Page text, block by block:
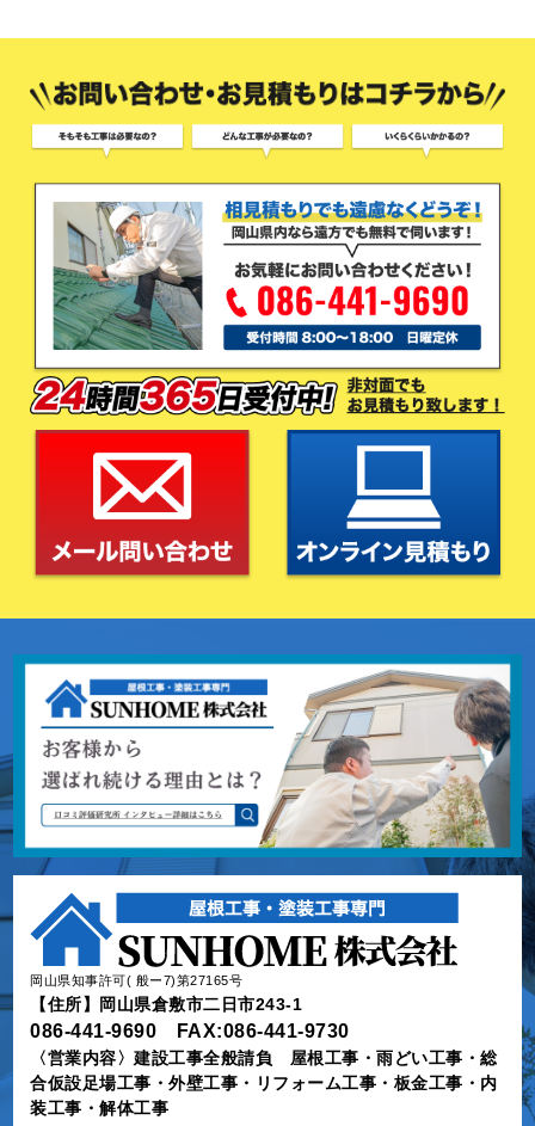
岡山県知事許可( 般ー7)第27165号
【住所】岡山県倉敷市二日市243-1
086-441-9690 FAX:086-441-9730
〈営業内容〉建設工事全般請負 屋根工事・雨どい工事・総
合仮設足場工事・外壁工事・リフォーム工事・板金工事・内
装工事・解体工事